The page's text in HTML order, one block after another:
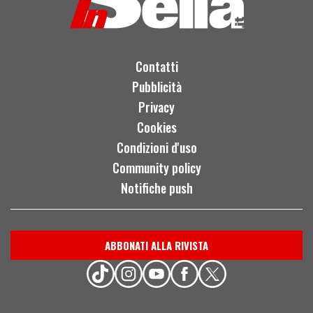
Contatti
Pubblicità
Privacy
Cookies
Condizioni d'uso
Community policy
Notifiche push
ABBONATI ALLA RIVISTA